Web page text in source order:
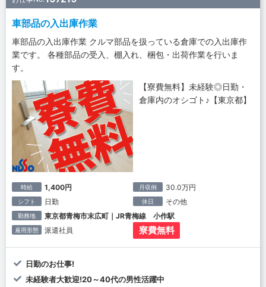
車部品の入出庫作業
車部品の入出庫作業 クルマ部品を扱っている倉庫での入出庫作
業です。 各種部品の受入、棚入れ、梱包・出荷作業を行いま
す。
【寮費無料】未経験◎日勤・
倉庫内のオシゴト♪【東京都】
時給 1,400円 月収例 30.0万円
シフト 日勤 休日 その他
勤務地 東京都青梅市末広町｜JR青梅線 小作駅
雇用形態 派遣社員 寮費無料
日勤のお仕事!
未経験者大歓迎!20～40代の男性活躍中